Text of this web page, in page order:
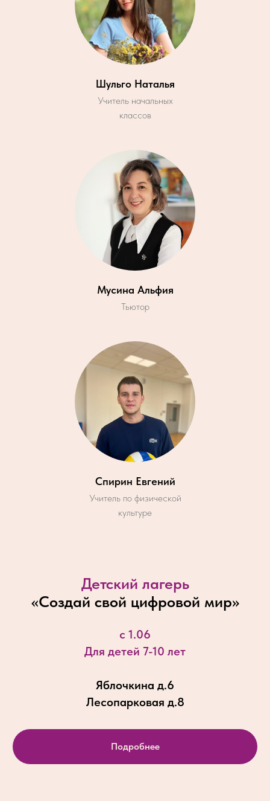
Шульго Наталья
Учитель начальных
классов
Мусина Альфия
Тьютор
Спирин Евгений
Учитель по физической
культуре
Детский лагерь
«Создай свой цифровой мир»
с 1.06
Для детей 7-10 лет
Яблочкина д.6
Лесопарковая д.8
Подробнее